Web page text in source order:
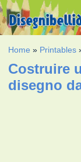
Home » Printables
Costruire
disegno